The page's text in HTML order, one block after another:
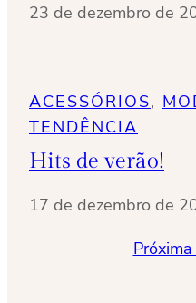
23 de dezembro de
ACESSÓRIOS,
TENDÊNCIA
Hits de verão!
17 de dezembro de